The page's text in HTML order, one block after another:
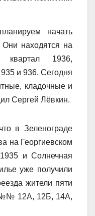
начать
Они находятся на
квартал 1936,
и 936. Сегодня
кладочные и
Сергей Лёвкин.
в Зеленограде
на Георгиевском
и Солнечная
уже получили
жители пяти
№№ 12А, 12Б, 14А,